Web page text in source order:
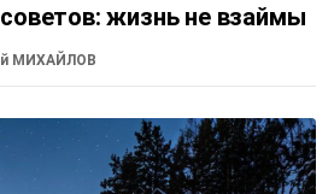
жизнь не взаймы
МИХАЙЛОВ